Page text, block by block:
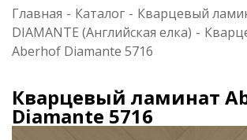
Главная - Каталог - Кварцевый
DIAMANTE (Английская елка) -
Aberhof Diamante 5716
Кварцевый ламинат
Diamante 5716